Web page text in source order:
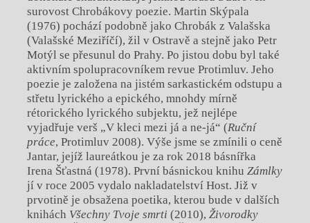
surovost Chrobákovy poezie. Martin Skýpala
(1976) pochází podobně jako Chrobák z Valašska
(Valašské Meziříčí), žil v Ostravě a stejně jako Petr
Motýl se přesunul do Prahy. Po jistou dobu byl také
aktivním spolupracovníkem revue Protimluv. Jeho
poezie je založena na jistém sarkastickém odstupu a
střetu lyrického a epického, mnohdy mírně
rétorického lyrického subjektu, jež nejlépe
vyjadřuje verš „V kleci mezi já a ne-já“ (Ruční
práce, Protimluv 2008). Výše jsme se zmínili o ceně
Jantar, jejíž laureátkou je za rok 2018 básnířka
Irena Šťastná (1978). První básnickou knihu Zámlky
jí v roce 2005 vydalo nakladatelství Host. Již v
prvotině je obsažena poetika, kterou bude v dalších
knihách Všechny Tvoje smrti (2010), Živorodky